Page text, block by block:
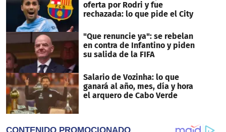
oferta por Rodri y fue
rechazada: lo que pide el City
"Que renuncie ya": se rebelan
en contra de Infantino y piden
su salida de la FIFA
Salario de Vozinha: lo que
ganará al año, mes, día y hora
el arquero de Cabo Verde